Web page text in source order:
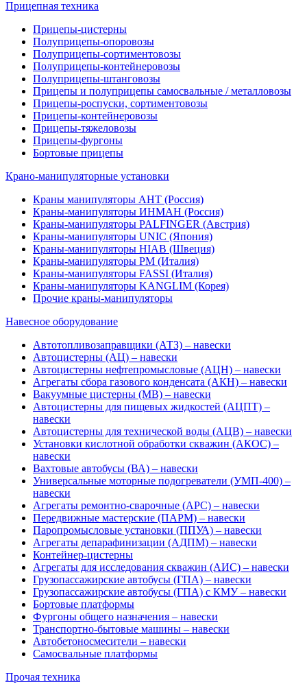
Прицепная техника
Прицепы-цистерны
Полуприцепы-опоровозы
Полуприцепы-сортиментовозы
Полуприцепы-контейнеровозы
Полуприцепы-штанговозы
Прицепы и полуприцепы самосвальные / металловозы
Прицепы-роспуски, сортиментовозы
Прицепы-контейнеровозы
Прицепы-тяжеловозы
Прицепы-фургоны
Бортовые прицепы
Крано-манипуляторные установки
Краны манипуляторы АНТ (Россия)
Краны-манипуляторы ИНМАН (Россия)
Краны-манипуляторы PALFINGER (Австрия)
Краны-манипуляторы UNIC (Япония)
Краны-манипуляторы HIAB (Швеция)
Краны-манипуляторы PM (Италия)
Краны-манипуляторы FASSI (Италия)
Краны-манипуляторы KANGLIM (Корея)
Прочие краны-манипуляторы
Навесное оборудование
Автотопливозаправщики (АТЗ) – навески
Автоцистерны (АЦ) – навески
Автоцистерны нефтепромысловые (АЦН) – навески
Агрегаты сбора газового конденсата (АКН) – навески
Вакуумные цистерны (МВ) – навески
Автоцистерны для пищевых жидкостей (АЦПТ) –
навески
Автоцистерны для технической воды (АЦВ) – навески
Установки кислотной обработки скважин (АКОС) –
навески
Вахтовые автобусы (ВА) – навески
Универсальные моторные подогреватели (УМП-400) –
навески
Агрегаты ремонтно-сварочные (АРС) – навески
Передвижные мастерские (ПАРМ) – навески
Паропромысловые установки (ППУА) – навески
Агрегаты депарафинизации (АДПМ) – навески
Контейнер-цистерны
Агрегаты для исследования скважин (АИС) – навески
Грузопассажирские автобусы (ГПА) – навески
Грузопассажирские автобусы (ГПА) с КМУ – навески
Бортовые платформы
Фургоны общего назначения – навески
Транспортно-бытовые машины – навески
Автобетоносмесители – навески
Самосвальные платформы
Прочая техника